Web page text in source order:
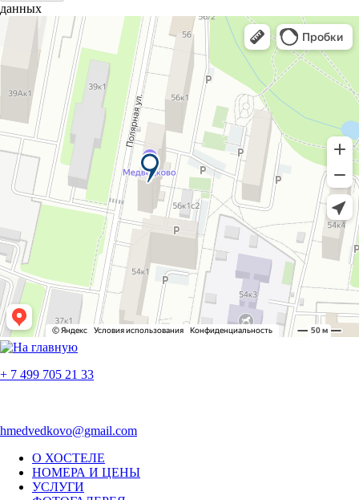
данных
+ 7 499 705 21 33
hmedvedkovo@gmail.com
О ХОСТЕЛЕ
НОМЕРА И ЦЕНЫ
УСЛУГИ